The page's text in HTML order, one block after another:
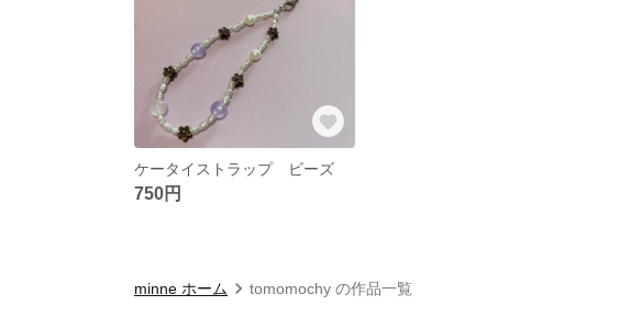
ケータイストラップ ビーズ
750円
minne ホーム tomomochy の作品一覧